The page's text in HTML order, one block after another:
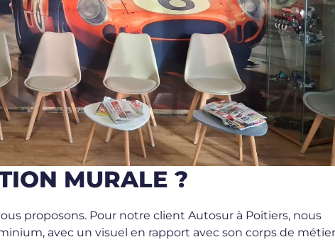
MURALE ?
proposons. Pour notre client Autosur à Poitiers, nous
avec un visuel en rapport avec son corps de